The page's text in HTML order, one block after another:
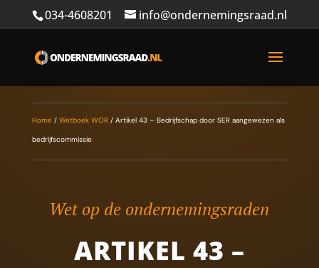
034-4608201 info@ondernemingsraad.nl
Home/ Wetboek WOR/ Artikel 43 – Bedrijfschap door SER aangewezen als
bedrijfscommissie
Wet op de ondernemingsraden
ARTIKEL 43 –